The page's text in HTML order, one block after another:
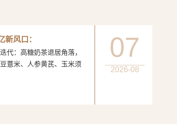
新风口：
：高糖奶茶退居角落，
薏米、人参黄芪、玉米须
07
2026-08